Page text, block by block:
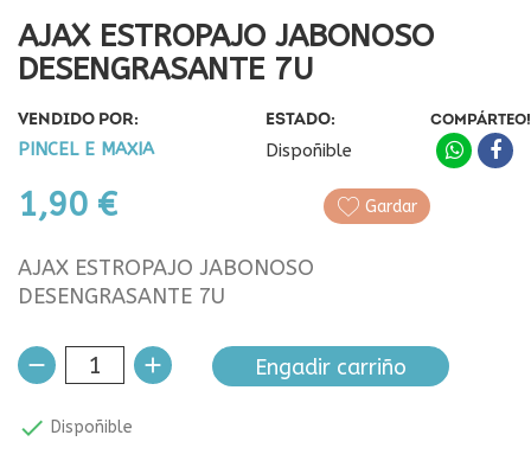
AJAX ESTROPAJO JABONOSO
DESENGRASANTE 7U
VENDIDO POR:
PINCEL E MAXIA
ESTADO:
Dispoñible
1,90 €
COMPÁRTEO!
Gardar
AJAX ESTROPAJO JABONOSO
DESENGRASANTE 7U
Engadir carriño
 Dispoñible